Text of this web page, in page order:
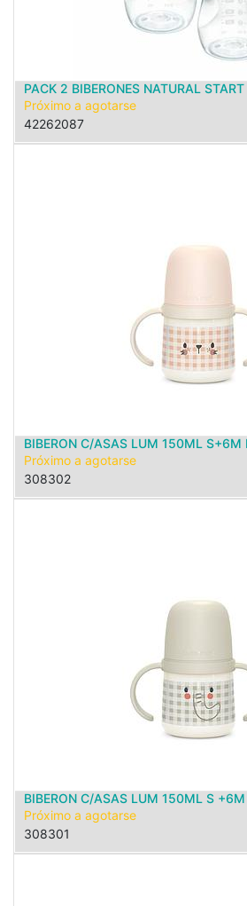
PACK 2 BIBERONES NATURAL
Próximo a agotarse
42262087
BIBERON C/ASAS LUM 150ML S+6M
Próximo a agotarse
308302
BIBERON C/ASAS LUM 150ML S +6M
Próximo a agotarse
308301